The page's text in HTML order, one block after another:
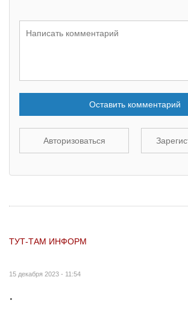
Оставить комментарий
Авторизоваться
ТУТ-ТАМ ИНФОРМ
15 декабря 2023 - 11:54
.